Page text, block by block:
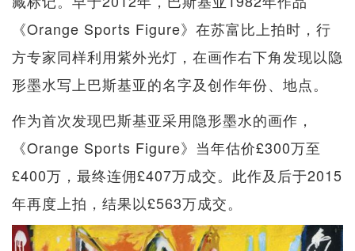
《Orange Sports Figure》在苏富比上拍时，行
方专家同样利用紫外光灯，在画作右下角发现以隐
形墨水写上巴斯基亚的名字及创作年份、地点。
作为首次发现巴斯基亚采用隐形墨水的画作，
《Orange Sports Figure》当年估价£300万至
£400万，最终连佣£407万成交。此作及后于2015
年再度上拍，结果以£563万成交。